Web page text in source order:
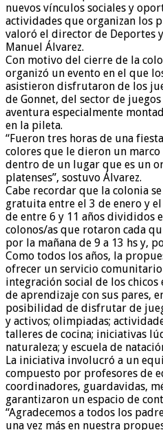
nuevos vínculos sociales y
actividades que organizan los
valoró el director de Deportes
Manuel Álvarez.
Con motivo del cierre de la
organizó un evento en el que
asistieron disfrutaron de los
de Gonnet, del sector de
aventura especialmente
en la pileta.
“Fueron tres horas de una
colores que le dieron un
dentro de un lugar que es un
platenses”, sostuvo Álvarez.
Cabe recordar que la colonia
gratuita entre el 3 de enero y
de entre 6 y 11 años divididos
colonos/as que rotaron cada
por la mañana de 9 a 13 hs y,
Como todos los años, la
ofrecer un servicio
integración social de los
de aprendizaje con sus pares,
posibilidad de disfrutar de
y activos; olimpiadas;
talleres de cocina; iniciativas
naturaleza; y escuela de
La iniciativa involucró a un
compuesto por profesores de
coordinadores, guardavidas,
garantizaron un espacio de
“Agradecemos a todos los
una vez más en nuestra